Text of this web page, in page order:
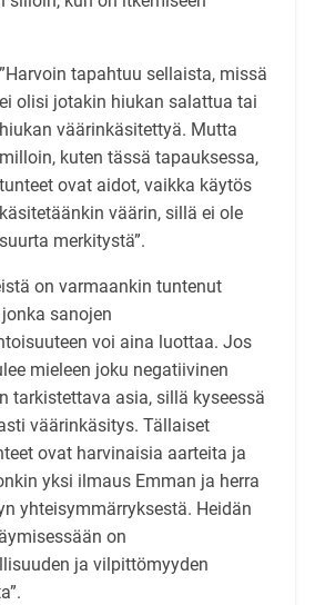
”Harvoin tapahtuu sellaista, missä
ei olisi jotakin hiukan salattua tai
hiukan väärinkäsitettyä. Mutta
milloin, kuten tässä tapauksessa,
tunteet ovat aidot, vaikka käytös
käsitetäänkin väärin, sillä ei ole
suurta merkitystä”.
on varmaankin tuntenut
sanojen
voi aina luottaa. Jos
mieleen joku negatiivinen
tarkistettava asia, sillä kyseessä
väärinkäsitys. Tällaiset
ovat harvinaisia aarteita ja
yksi ilmaus Emman ja herra
yhteisymmärryksestä. Heidän
on
ja vilpittömyyden